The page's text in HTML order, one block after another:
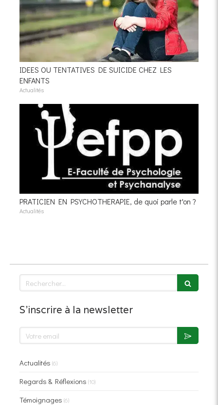
IDEES OU TENTATIVES DE SUICIDE CHEZ LES
ENFANTS
Actualités
PRATICIEN EN PSYCHOTHERAPIE, de quoi parle t'on ?
Actualités
Rechercher
S'inscrire à la newsletter
Votre email
Actualités (6)
Regards & Réflexions (10)
Témoignages (6)